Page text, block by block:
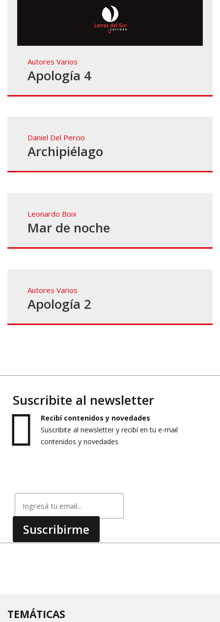
Autores Varios
Apología 4
Daniel Del Percio
Archipiélago
Leonardo Boix
Mar de noche
Autores Varios
Apología 2
Suscribite al newsletter
Recibí contenidos y novedades
Suscribite al newsletter y recibí en tu e-mail
contenidos y novedades
TEMÁTICAS